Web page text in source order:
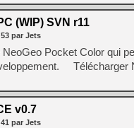
(WIP) SVN r11
par Jets
NeoGeo Pocket Color qui
Télécharger
v0.7
par Jets